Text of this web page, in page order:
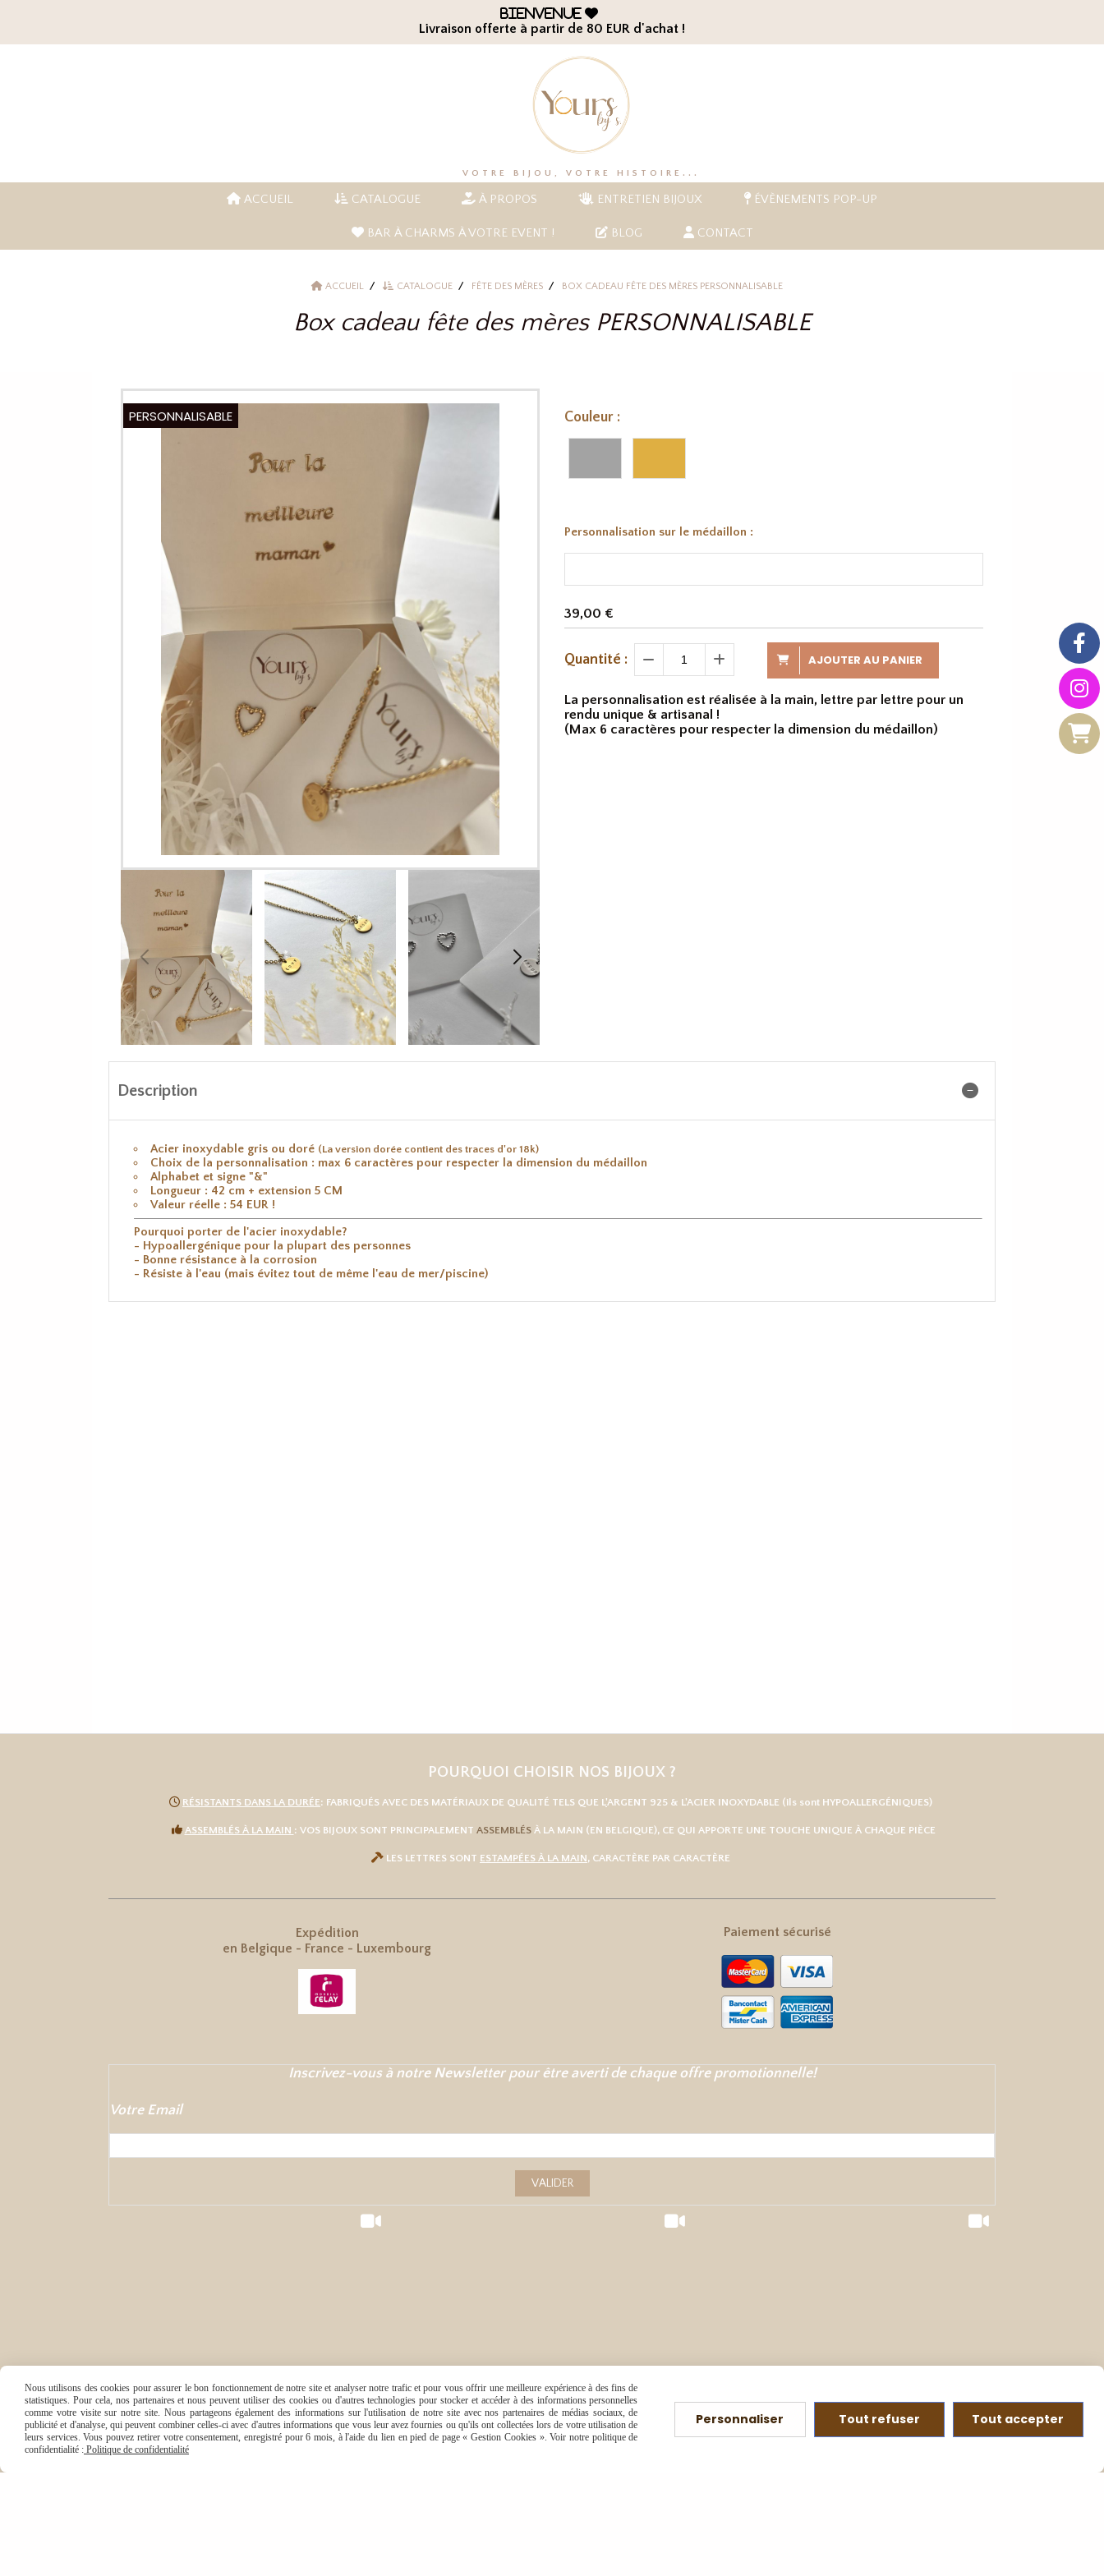
Bienvenue 
Livraison offerte à partir de 80 EUR d'achat !
VOTRE BIJOU, VOTRE HISTOIRE...
ACCUEIL CATALOGUE À PROPOS ENTRETIEN BIJOUX ÉVÈNEMENTS POP-UP
BAR À CHARMS À VOTRE EVENT ! BLOG CONTACT
ACCUEIL CATALOGUE FÊTE DES MÈRES BOX CADEAU FÊTE DES MÈRES PERSONNALISABLE
Box cadeau fête des mères PERSONNALISABLE
PERSONNALISABLE Couleur :
Personnalisation sur le médaillon :
39,00 €
Quantité : AJOUTER AU PANIER
La personnalisation est réalisée à la main, lettre par lettre pour un
rendu unique & artisanal !
(Max 6 caractères pour respecter la dimension du médaillon)
Description
Acier inoxydable gris ou doré (La version dorée contient des traces d'or 18k)
Choix de la personnalisation : max 6 caractères pour respecter la dimension du médaillon
Alphabet et signe "&"
Longueur : 42 cm + extension 5 CM
Valeur réelle : 54 EUR !
Pourquoi porter de l'acier inoxydable?
- Hypoallergénique pour la plupart des personnes
- Bonne résistance à la corrosion
- Résiste à l'eau (mais évitez tout de même l'eau de mer/piscine)
POURQUOI CHOISIR NOS BIJOUX ?
 RÉSISTANTS DANS LA DURÉE: FABRIQUÉS AVEC DES MATÉRIAUX DE QUALITÉ TELS QUE L 'ARGENT 925 & L'ACIER INOXYDABLE (ils sont HYPOALLERGÉNIQUES)
 ASSEMBLÉS À LA MAIN : VOS BIJOUX SONT PRINCIPALEMENT ASSEMBLÉS À LA MAIN (EN BELGIQUE), CE QUI APPORTE UNE TOUCHE UNIQUE À CHAQUE PIÈCE
 LES LETTRES SONT ESTAMPÉES À LA MAIN, CARACTÈRE PAR CARACTÈRE
Expédition
en Belgique - France - Luxembourg
Paiement sécurisé
Inscrivez-vous à notre Newsletter pour être averti de chaque offre promotionnelle!
Votre Email
VALIDER
Nous utilisons des cookies pour assurer le bon fonctionnement de notre site et analyser notre trafic et pour vous offrir une meilleure expérience à des fins de
statistiques. Pour cela, nos partenaires et nous peuvent utiliser des cookies ou d'autres technologies pour stocker et accéder à des informations personnelles
comme votre visite sur notre site. Nous partageons également des informations sur l'utilisation de notre site avec nos partenaires de médias sociaux, de
publicité et d'analyse, qui peuvent combiner celles-ci avec d'autres informations que vous leur avez fournies ou qu'ils ont collectées lors de votre utilisation de
leurs services. Vous pouvez retirer votre consentement, enregistré pour 6 mois, à l'aide du lien en pied de page « Gestion Cookies ». Voir notre politique de
confidentialité : Politique de confidentialité
Personnaliser Tout refuser Tout accepter